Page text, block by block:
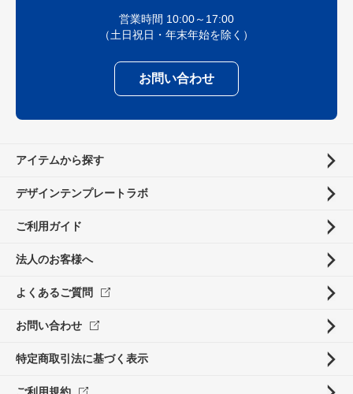
営業時間 10:00～17:00
（土日祝日・年末年始を除く）
お問い合わせ
アイテムから探す
デザインテンプレートラボ
ご利用ガイド
法人のお客様へ
よくあるご質問
お問い合わせ
特定商取引法に基づく表示
ご利用規約